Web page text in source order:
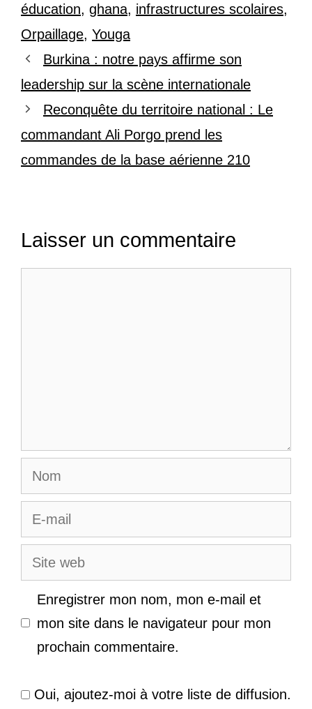
éducation, ghana, infrastructures scolaires,
Orpaillage, Youga
Burkina : notre pays affirme son
leadership sur la scène internationale
Reconquête du territoire national : Le
commandant Ali Porgo prend les
commandes de la base aérienne 210
Laisser un commentaire
Nom
E-
mail
Site
web
Enregistrer mon nom, mon e-mail et
mon site dans le navigateur pour mon
prochain commentaire.
Oui, ajoutez-moi à votre liste de diffusion.